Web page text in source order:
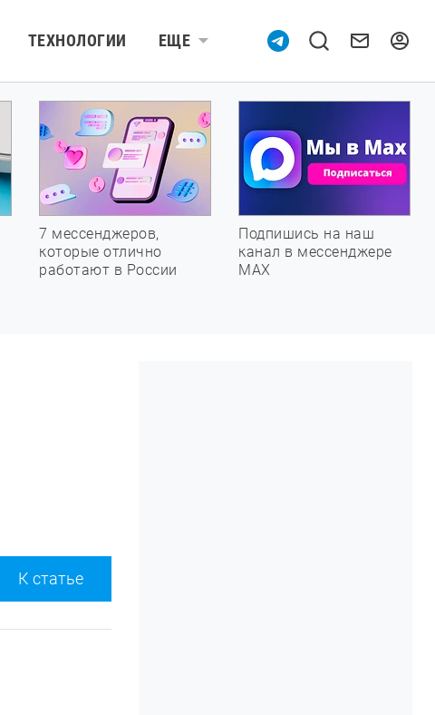
ТЕХНОЛОГИИ ЕЩЕ
7 мессенджеров,
которые отлично
работают в России
Подпишись на наш
канал в мессенджере
МАХ
К статье